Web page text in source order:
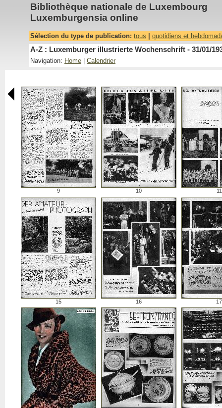
Bibliothèque nationale de Luxembourg
Luxemburgensia online
Sélection du type de publication: tous quotidiens et
A-Z : Luxemburger illustrierte Wochenschrift - 31/01/
Navigation: Home Calendrier
9 10 11
15 16 17